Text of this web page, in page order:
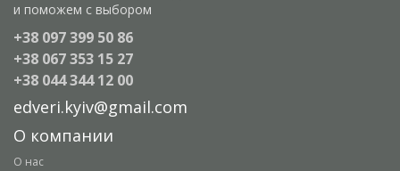
и поможем с выбором
+38 097 399 50 86
+38 067 353 15 27
+38 044 344 12 00
edveri.kyiv@gmail.com
О компании
О нас